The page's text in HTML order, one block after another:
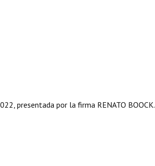
presentada por la firma RENATO BOOCK.